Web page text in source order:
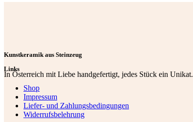
Kunstkeramik aus Steinzeug
In Österreich mit Liebe handgefertigt, jedes Stück ein Unikat.
Links
Shop
Impressum
Liefer- und Zahlungsbedingungen
Widerrufsbelehrung